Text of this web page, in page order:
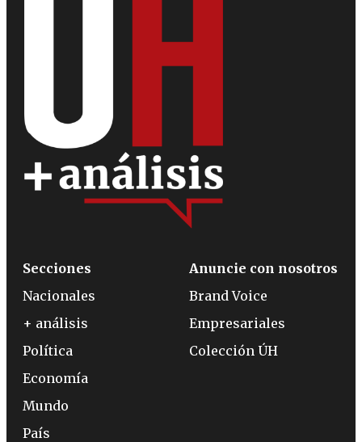
Secciones
Nacionales
+ análisis
Política
Economía
Mundo
País
Anuncie con nosotros
Brand Voice
Empresariales
Colección ÚH